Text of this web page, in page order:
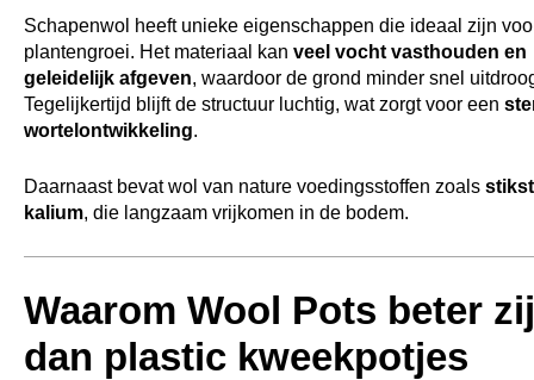
Schapenwol heeft unieke eigenschappen die ideaal zijn
plantengroei. Het materiaal kan veel vocht vasthouden en
geleidelijk afgeven, waardoor de grond minder snel
Tegelijkertijd blijft de structuur luchtig, wat zorgt voor een
wortelontwikkeling.
Daarnaast bevat wol van nature voedingsstoffen zoals
kalium, die langzaam vrijkomen in de bodem.
Waarom Wool Pots beter
dan plastic kweekpotjes